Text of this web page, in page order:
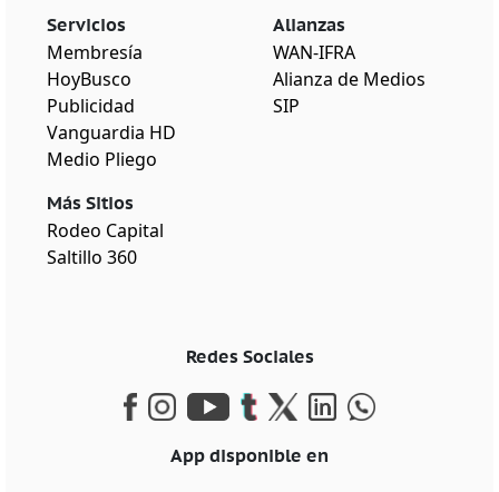
Servicios
Membresía
HoyBusco
Publicidad
Vanguardia HD
Medio Pliego
Más Sitios
Rodeo Capital
Saltillo 360
Alianzas
WAN-IFRA
Alianza de Medios
SIP
Redes Sociales
App disponible en